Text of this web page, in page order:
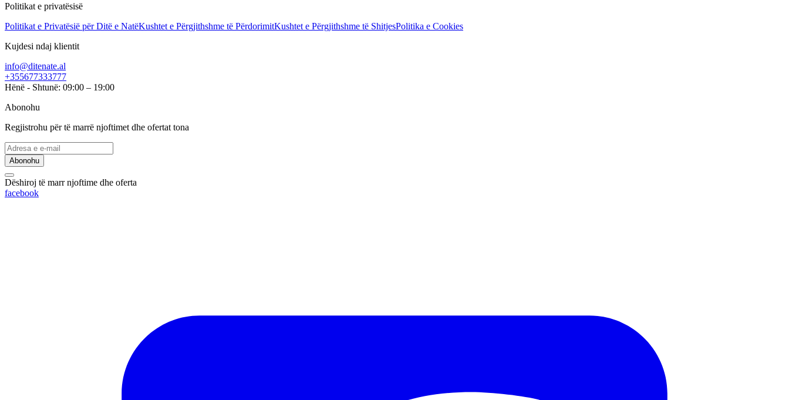
Politikat e privatësisë
Politikat e Privatësië për Ditë e NatëKushtet e Përgjithshme të PërdorimitKushtet e Përgjithshme të ShitjesPolitika e Cookies
Kujdesi ndaj klientit
info@ditenate.al
+355677333777
Hënë - Shtunë: 09:00 – 19:00
Abonohu
Regjistrohu për të marrë njoftimet dhe ofertat tona
Abonohu
Dëshiroj të marr njoftime dhe oferta
facebook